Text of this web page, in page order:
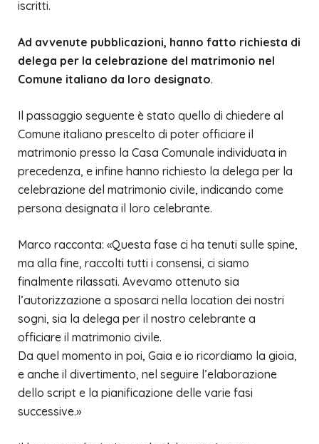
iscritti.
Ad avvenute pubblicazioni, hanno fatto richiesta di
delega per la celebrazione del matrimonio nel
Comune italiano da loro designato.
Il passaggio seguente è stato quello di chiedere al
Comune italiano prescelto di poter officiare il
matrimonio presso la Casa Comunale individuata in
precedenza, e infine hanno richiesto la delega per la
celebrazione del matrimonio civile, indicando come
persona designata il loro celebrante.
Marco racconta: «Questa fase ci ha tenuti sulle spine,
ma alla fine, raccolti tutti i consensi, ci siamo
finalmente rilassati. Avevamo ottenuto sia
l’autorizzazione a sposarci nella location dei nostri
sogni, sia la delega per il nostro celebrante a
officiare il matrimonio civile.
Da quel momento in poi, Gaia e io ricordiamo la gioia,
e anche il divertimento, nel seguire l’elaborazione
dello script e la pianificazione delle varie fasi
successive.»